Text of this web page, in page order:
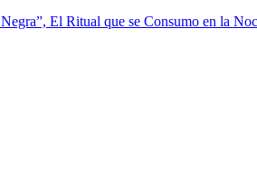
El Ritual que se Consumo en la